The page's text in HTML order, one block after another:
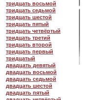
тридцать восьмой
тридцать седьмой
тридцать шестой
тридцать пятый
тридцать четвёртый
тридцать третий
тридцать второй
тридцать первый
тридцатый
двадцать девятый
двадцать восьмой
двадцать седьмой
двадцать шестой
двадцать пятый